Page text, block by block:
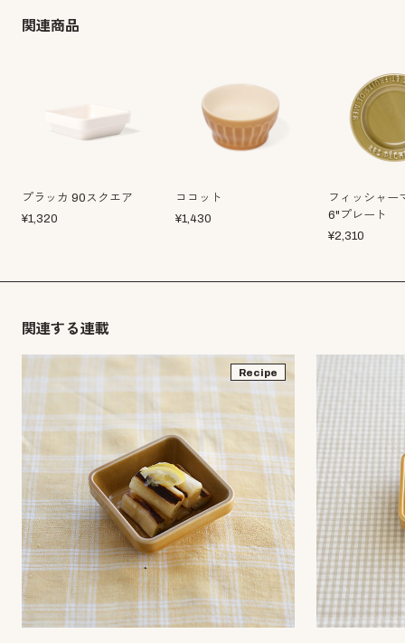
関連商品
プラッカ 90スクエア
¥1,320
ココット
¥1,430
フィッシャー
6"プレート
¥2,310
関連する連載
Recipe